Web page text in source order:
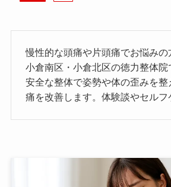
慢性的な頭痛や片頭痛でお悩み
小倉南区・小倉北区の徳力整体院
安全な整体で姿勢や体の歪みを
痛を改善します。体験談やセルフ